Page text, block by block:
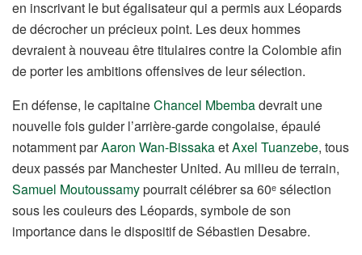
en inscrivant le but égalisateur qui a permis aux Léopards
de décrocher un précieux point. Les deux hommes
devraient à nouveau être titulaires contre la Colombie afin
de porter les ambitions offensives de leur sélection.
En défense, le capitaineChancel Mbembadevrait une
nouvelle fois guider l’arrière-garde congolaise, épaulé
notamment parAaron Wan-BissakaetAxel Tuanzebe, tous
deux passés par Manchester United. Au milieu de terrain,
Samuel Moutoussamypourrait célébrer sa 60ᵉ sélection
sous les couleurs des Léopards, symbole de son
importance dans le dispositif de Sébastien Desabre.